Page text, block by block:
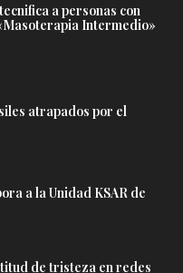
a personas con
Intermedio»
atrapados por el
a la Unidad KSAR de
de tristeza en redes